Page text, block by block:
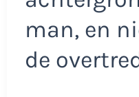
man, en
de